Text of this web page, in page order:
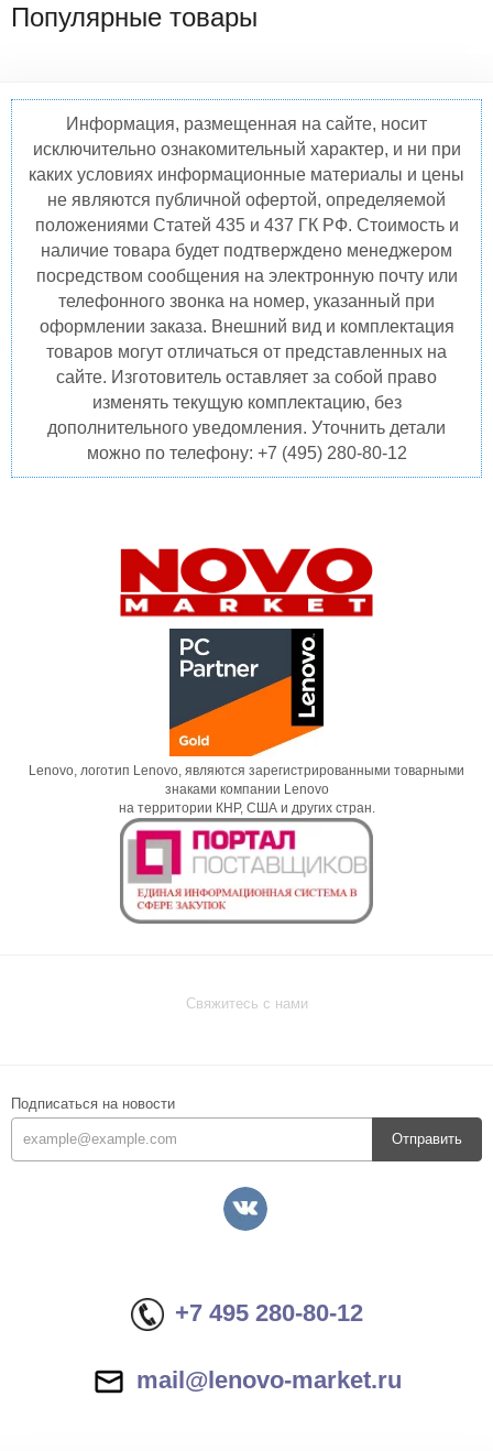
Популярные товары
Информация, размещенная на сайте, носит
исключительно ознакомительный характер, и ни при
каких условиях информационные материалы и цены
не являются публичной офертой, определяемой
положениями Статей 435 и 437 ГК РФ. Стоимость и
наличие товара будет подтверждено менеджером
посредством сообщения на электронную почту или
телефонного звонка на номер, указанный при
оформлении заказа. Внешний вид и комплектация
товаров могут отличаться от представленных на
сайте. Изготовитель оставляет за собой право
изменять текущую комплектацию, без
дополнительного уведомления. Уточнить детали
можно по телефону: +7 (495) 280-80-12
Lenovo, логотип Lenovo, являются зарегистрированными товарными
знаками компании Lenovo
на территории КНР, США и других стран.
Свяжитесь с нами
Подписаться на новости
Отправить
+7 495 280-80-12
mail@lenovo-market.ru